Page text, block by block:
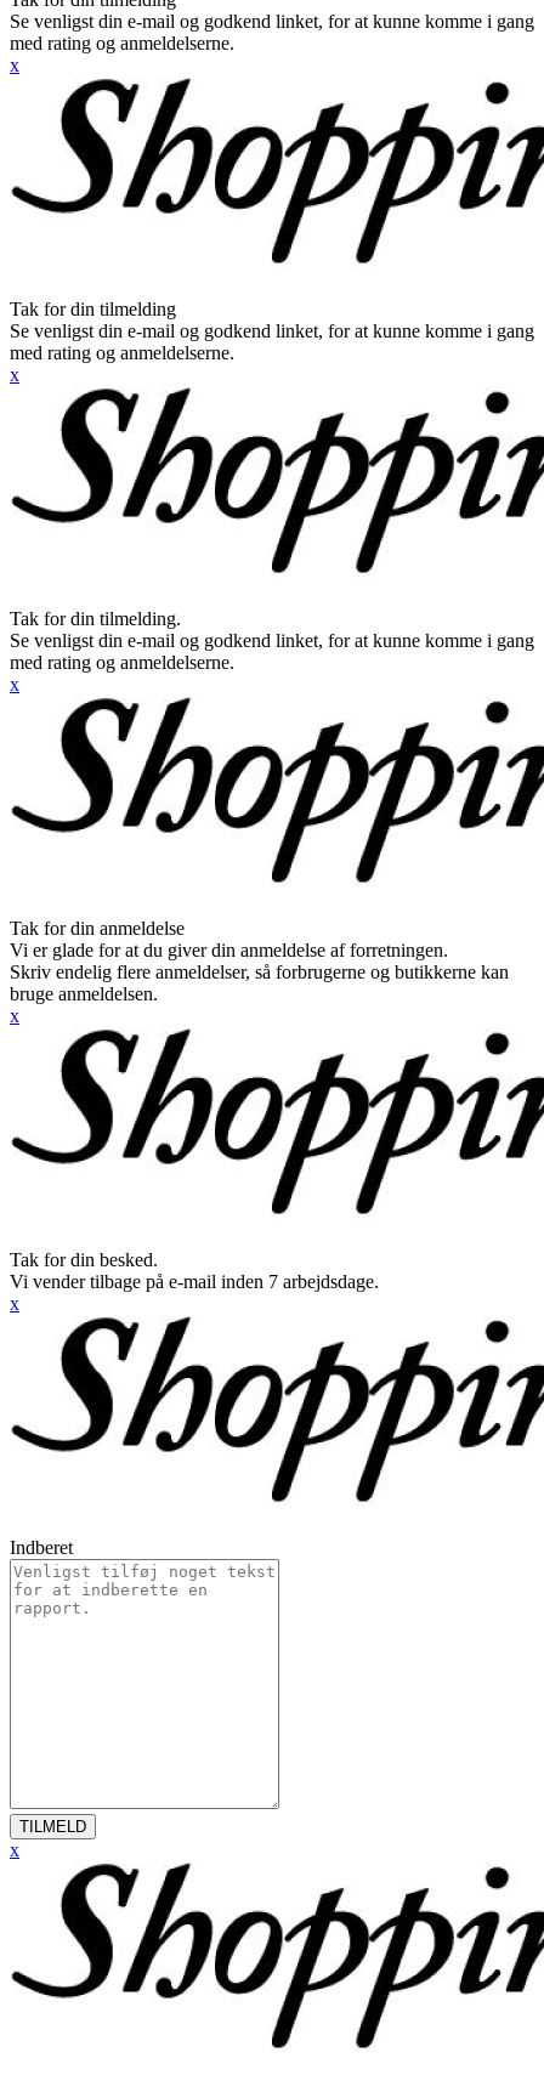
Se venligst din e-mail og godkend linket, for at kunne komme i gang
med rating og anmeldelserne.
x
Tak for din tilmelding
Se venligst din e-mail og godkend linket, for at kunne komme i gang
med rating og anmeldelserne.
x
Tak for din tilmelding.
Se venligst din e-mail og godkend linket, for at kunne komme i gang
med rating og anmeldelserne.
x
Tak for din anmeldelse
Vi er glade for at du giver din anmeldelse af forretningen.
Skriv endelig flere anmeldelser, så forbrugerne og butikkerne kan
bruge anmeldelsen.
x
Tak for din besked.
Vi vender tilbage på e-mail inden 7 arbejdsdage.
x
Indberet
TILMELD
x